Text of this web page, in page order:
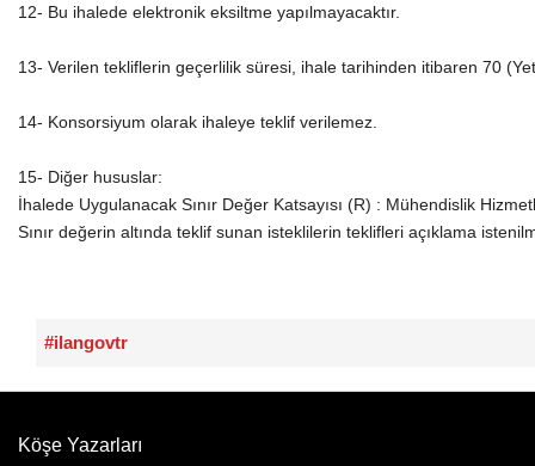
12- Bu ihalede elektronik eksiltme yapılmayacaktır.
13- Verilen tekliflerin geçerlilik süresi, ihale tarihinden itibaren 70
14- Konsorsiyum olarak ihaleye teklif verilemez.
15- Diğer hususlar:
İhalede Uygulanacak Sınır Değer Katsayısı (R) : Mühendislik
Sınır değerin altında teklif sunan isteklilerin teklifleri açıklama
#ilangovtr
Köşe Yazarları